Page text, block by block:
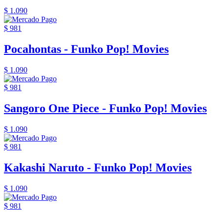
$ 1.090
$ 981
Pocahontas - Funko Pop! Movies
$ 1.090
$ 981
Sangoro One Piece - Funko Pop! Movies
$ 1.090
$ 981
Kakashi Naruto - Funko Pop! Movies
$ 1.090
$ 981